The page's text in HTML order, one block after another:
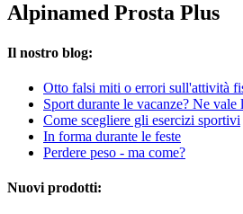
Alpinamed Prosta Plus
Il nostro blog:
Otto falsi miti o errori sull'attività
Sport durante le vacanze? Ne vale
Come scegliere gli esercizi sportivi
In forma durante le feste
Perdere peso - ma come?
Nuovi prodotti: